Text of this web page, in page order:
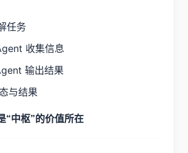
任务
收集信息
输出结果
与结果
“中枢”的价值所在